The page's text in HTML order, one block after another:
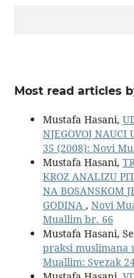
Most read articles
Mustafa Hasani,
NJEGOVOJ NAUCI
35 (2008): Novi
Mustafa Hasani,
KROZ ANALIZU
NA BOSANSKOM
GODINA , Novi
Muallim br. 66
Mustafa Hasani,
praksi muslimana
Muallim: Svezak